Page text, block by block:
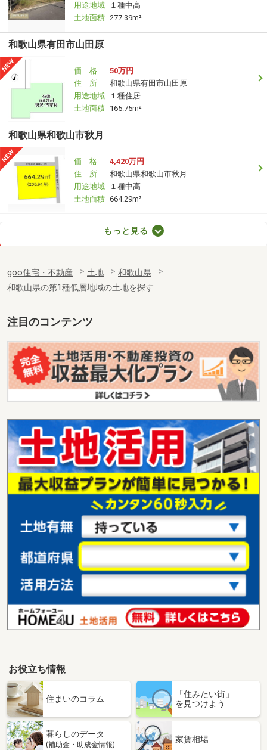
用途地域
１種中高
土地面積 277.39m²
和歌山県有田市山田原
価 格
50万円
住 所
和歌山県有田市山田原
用途地域
１種住居
土地面積 165.75m²
和歌山県和歌山市秋月
価 格
4,420万円
住 所
和歌山県和歌山市秋月
用途地域
１種中高
土地面積 664.29m²
用途地域
１種中高
土地面積 487.22m²
和歌山県和歌山市内原
価 格
1,050万円
住 所
和歌山県和歌山市内原
用途地域 １種住居
土地面積 216.5m²
価 格
804万円
住 所
和歌山県和歌山市西浜３丁目
用途地域 １種中高
土地面積
151.89m²
和歌山県海南市名高
価 格
650万円
住 所
和歌山県海南市名高
用途地域 近隣商業
和歌山県海南市椋木
3,500万円
住 所
和歌山県海南市椋木
和歌山県和歌山市堀止西１
価 格
1,380万円
住 所
和歌山県和歌山市堀止西１
用途地域
１種住居
土地面積 120.45m²
もっと見る
goo住宅・不動産 土地
和歌山県
和歌山県の第1種低層地域の土地を探す
注目のコンテンツ
お役立ち情報
住まいのコラム
「住みたい街」
を見つけよう
暮らしのデータ
(補助金・助成金情報)
家賃相場